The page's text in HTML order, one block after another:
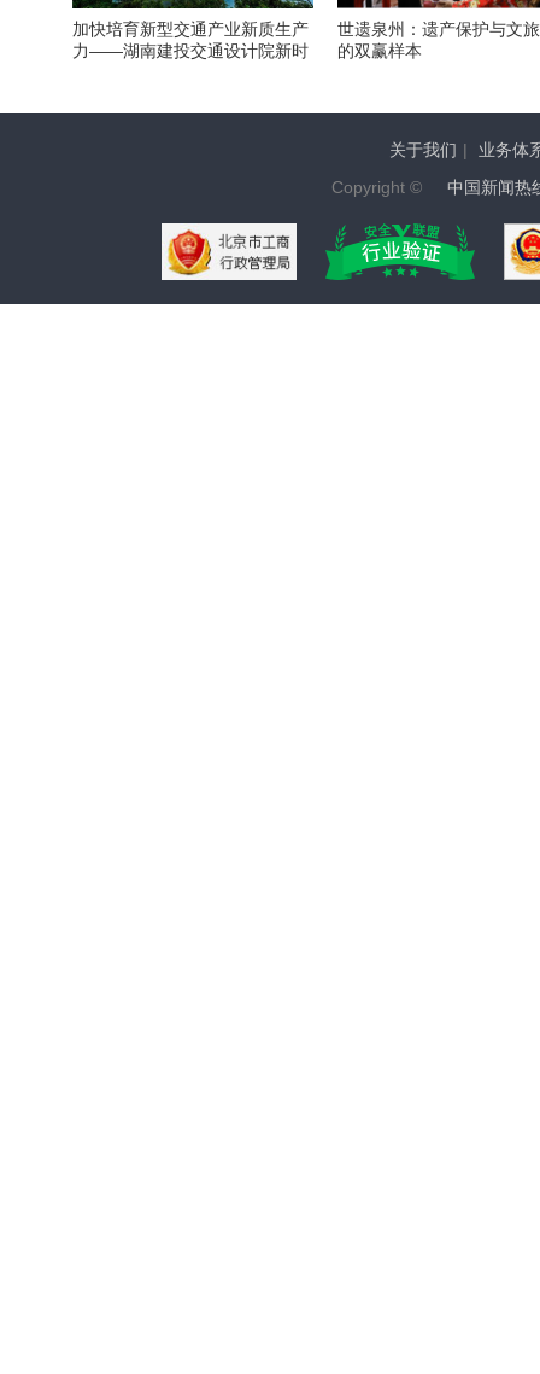
加快培育新型交通产业新质生产
力——湖南建投交通设计院新时
世遗泉州：遗产保护与文
的双赢样本
关于我们 |
业务体
Copyright ©
中国新闻热